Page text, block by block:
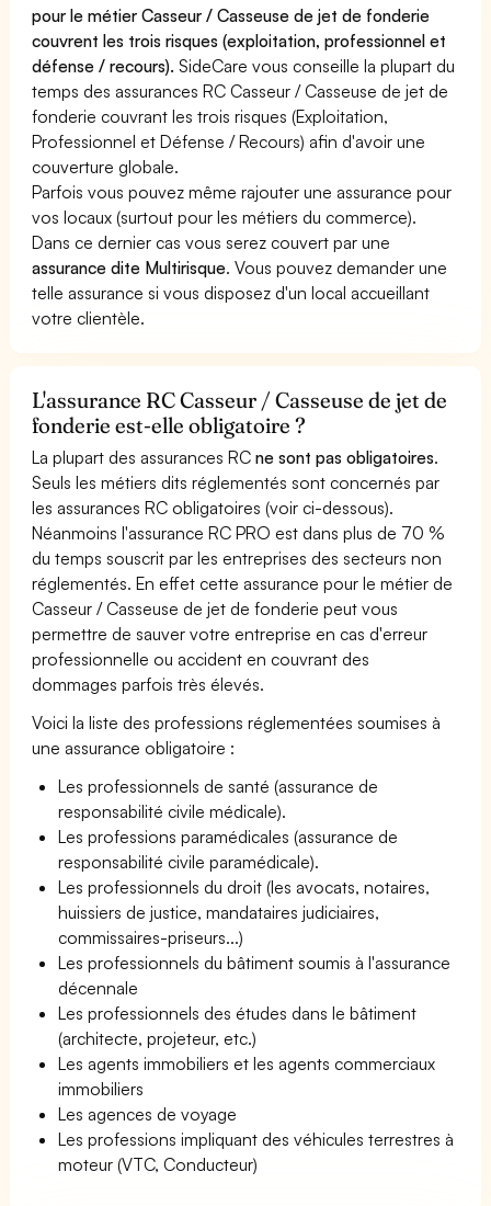
pour le métier Casseur / Casseuse de jet de fonderie
couvrent les trois risques (exploitation, professionnel et
défense / recours). SideCare vous conseille la plupart du
temps des assurances RC Casseur / Casseuse de jet de
fonderie couvrant les trois risques (Exploitation,
Professionnel et Défense / Recours) afin d'avoir une
couverture globale.
Parfois vous pouvez même rajouter une assurance pour
vos locaux (surtout pour les métiers du commerce).
Dans ce dernier cas vous serez couvert par une
assurance dite Multirisque. Vous pouvez demander une
telle assurance si vous disposez d'un local accueillant
votre clientèle.
L'assurance RC Casseur / Casseuse de jet de
fonderie est-elle obligatoire ?
La plupart des assurances RCne sont pas obligatoires.
Seuls les métiers dits réglementés sont concernés par
les assurances RC obligatoires (voir ci-dessous).
Néanmoins l'assurance RC PRO est dans plus de 70 %
du temps souscrit par les entreprises des secteurs non
réglementés. En effet cette assurance pour le métier de
Casseur / Casseuse de jet de fonderie peut vous
permettre de sauver votre entreprise en cas d'erreur
professionnelle ou accident en couvrant des
dommages parfois très élevés.
Voici la liste des professions réglementées soumises à
une assurance obligatoire :
Les professionnels de santé (assurance de
responsabilité civile médicale).
Les professions paramédicales (assurance de
responsabilité civile paramédicale).
Les professionnels du droit (les avocats, notaires,
huissiers de justice, mandataires judiciaires,
commissaires-priseurs...)
Les professionnels du bâtiment soumis à l'assurance
décennale
Les professionnels des études dans le bâtiment
(architecte, projeteur, etc.)
Les agents immobiliers et les agents commerciaux
immobiliers
Les agences de voyage
Les professions impliquant des véhicules terrestres à
moteur (VTC, Conducteur)